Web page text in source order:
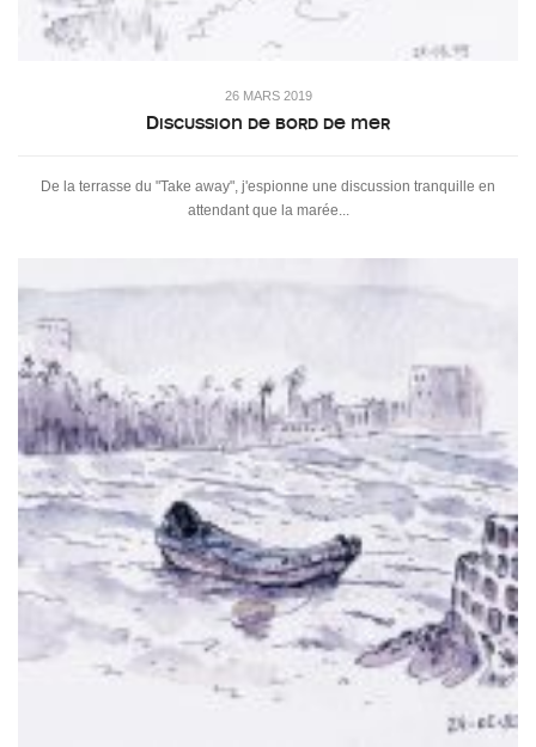
26 MARS 2019
Discussion de bord de mer
De la terrasse du "Take away", j'espionne une discussion tranquille en
attendant que la marée...